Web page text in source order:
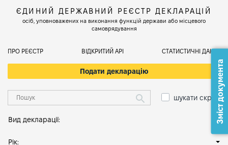
ЄДИНИЙ ДЕРЖАВНИЙ РЕЄСТР ДЕКЛАРАЦІЙ
осіб, уповноважених на виконання функцій держави або місцевого
самоврядування
ПРО РЕЄСТР ВІДКРИТИЙ АРІ СТАТИСТИЧНІ ДАНІ
Подати декларацію
шукати скрізь
Вид декларації:
Рік:
Зміст документа